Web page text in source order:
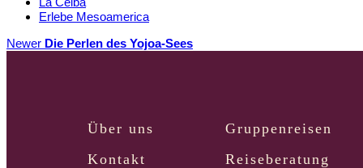
Erlebe Mesoamerica
Newer Die Perlen des Yojoa-Sees
Über uns
Kontakt
Gruppenreisen
Reiseberatung